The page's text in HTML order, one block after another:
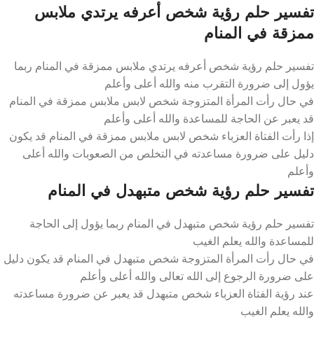
تفسير حلم رؤية شخص أعرفه يرتدي ملابس
ممزقة في المنام
تفسير حلم رؤية شخص أعرفه يرتدي ملابس ممزقة في المنام ربما
يؤول إلى ضرورة التقرب منه والله أعلى وأعلم
في حال رأت المرأة المتزوجة شخص لابس ملابس ممزقة في المنام
قد يعبر عن الحاجة للمساعدة والله أعلى وأعلم
إذا رأت الفتاة العزباء شخص لابس ملابس ممزقة في المنام قد يكون
دليل على ضرورة مساعدته في التخلص من الصعوبات والله أعلى
وأعلم
تفسير حلم رؤية شخص متبهدل في المنام
تفسير حلم رؤية شخص متبهدل في المنام ربما يؤول إلى الحاجة
للمساعدة والله يعلم الغيب
في حال رأت المرأة المتزوجة شخص متبهدل في المنام قد يكون دليل
على ضرورة الرجوع إلى الله تعالى والله أعلى وأعلم
عند رؤية الفتاة العزباء شخص متبهدل قد يعبر عن ضرورة مساعدته
والله يعلم الغيب